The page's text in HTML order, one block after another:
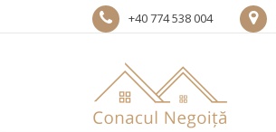
+40 774 538 004